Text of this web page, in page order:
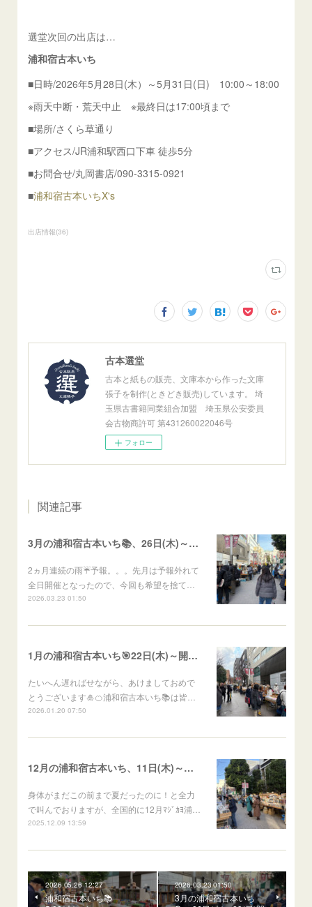
選堂次回の出店は…
浦和宿古本いち
■日時/2026年5月28日(木）～5月31日(日) 10:00～18:00
※雨天中断・荒天中止 ※最終日は17:00頃まで
■場所/さくら草通り
■アクセス/JR浦和駅西口下車 徒歩5分
■お問合せ/丸岡書店/090-3315-0921
■浦和宿古本いちX's
出店情報(36)
古本選堂
古本と紙もの販売、文庫本から作った文庫
張子を制作(ときどき販売)しています。 埼
玉県古書籍同業組合加盟 埼玉県公安委員
会古物商許可 第431260022046号
フォロー
関連記事
3月の浦和宿古本いち📚、26日(木)～29(日)開催予定
2ヵ月連続の雨☔予報。。。先月は予報外れて
全日開催となったので、今回も希望を捨て…
2026.03.23 01:50
1月の浦和宿古本いち🎯22日(木)～開催予定
たいへん遅ればせながら、あけましておめで
とうございます🎍🍊浦和宿古本いち📚は皆…
2026.01.20 07:50
12月の浦和宿古本いち、11日(木)～開催予定
身体がまだこの前まで夏だったのに！と全力
で叫んでおりますが、全国的に12月ﾏｼﾞｶﾖ浦…
2025.12.09 13:59
2026.05.26 12:27
浦和宿古本いち📚
2026.03.23 01:50
3月の浦和宿古本いち